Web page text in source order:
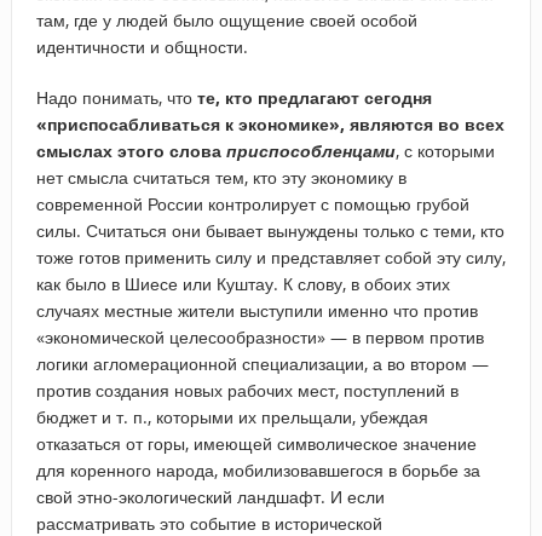
там, где у людей было ощущение своей особой
идентичности и общности.
Надо понимать, что те, кто предлагают сегодня
«приспосабливаться к экономике», являются во всех
смыслах этого слова приспособленцами, с которыми
нет смысла считаться тем, кто эту экономику в
современной России контролирует с помощью грубой
силы. Считаться они бывает вынуждены только с теми, кто
тоже готов применить силу и представляет собой эту силу,
как было в Шиесе или Куштау. К слову, в обоих этих
случаях местные жители выступили именно что против
«экономической целесообразности» — в первом против
логики агломерационной специализации, а во втором —
против создания новых рабочих мест, поступлений в
бюджет и т. п., которыми их прельщали, убеждая
отказаться от горы, имеющей символическое значение
для коренного народа, мобилизовавшегося в борьбе за
свой этно-экологический ландшафт. И если
рассматривать это событие в исторической